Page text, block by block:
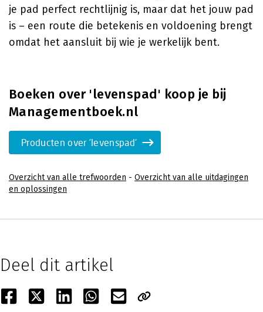
je pad perfect rechtlijnig is, maar dat het jouw pad
is – een route die betekenis en voldoening brengt
omdat het aansluit bij wie je werkelijk bent.
Boeken over 'levenspad' koop je bij
Managementboek.nl
Producten over 'levenspad'
Overzicht van alle trefwoorden - Overzicht van alle uitdagingen
en oplossingen
Deel dit artikel